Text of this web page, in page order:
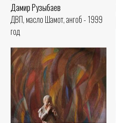
Дамир Рузыбаев
ДВП, масло Шамот, ангоб - 1999
год